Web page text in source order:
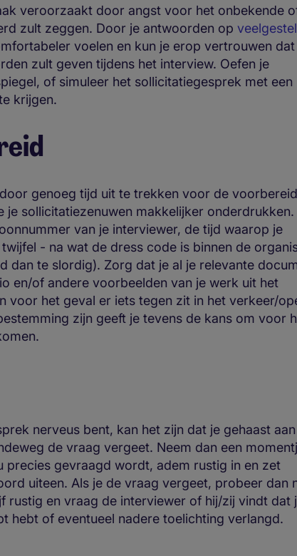
veroorzaakt door angst voor het onbekende
zult zeggen. Door je antwoorden op
voelen en kun je erop vertrouwen dat
zult geven tijdens het interview. Oefen je
of simuleer het sollicitatiegesprek met een
krijgen.
genoeg tijd uit te trekken voor de
je sollicitatiezenuwen makkelijker onderdrukken.
van je interviewer, de tijd waarop je
- na wat de dress code is binnen de
dan te slordig). Zorg dat je al je relevante
en/of andere voorbeelden van je werk uit het
voor het geval er iets tegen zit in het verkeer/
zijn geeft je tevens de kans om voor
nerveus bent, kan het zijn dat je gehaast
de vraag vergeet. Neem dan een
precies gevraagd wordt, adem rustig in en zet
uiteen. Als je de vraag vergeet, probeer dan
rustig en vraag de interviewer of hij/zij vindt dat
hebt of eventueel nadere toelichting verlangd.